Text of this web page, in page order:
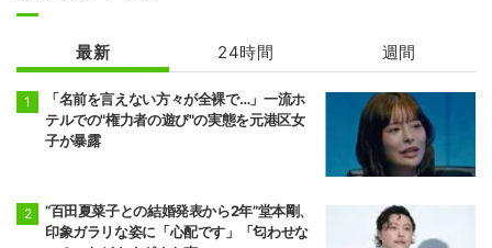
最新 24時間 週間
「名前を言えない方々が全裸で…」一流ホ
テルでの"権力者の遊び"の実態を元港区女
子が暴露
“百田夏菜子との結婚発表から2年”堂本剛、
印象ガラリな姿に「心配です」「匂わせな